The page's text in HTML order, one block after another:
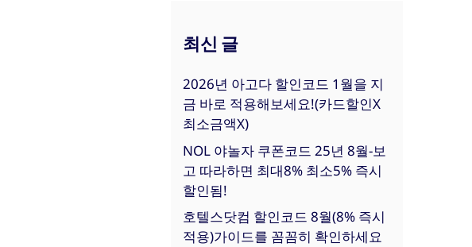
최신 글
2026년 아고다 할인코드 1월을 지
금 바로 적용해보세요!(카드할인X
최소금액X)
NOL 야놀자 쿠폰코드 25년 8월-보
고 따라하면 최대8% 최소5% 즉시
할인됨!
호텔스닷컴 할인코드 8월(8% 즉시
적용)가이드를 꼼꼼히 확인하세요